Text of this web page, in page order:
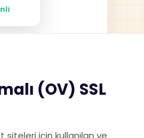
(OV) SSL
için kullanılan ve